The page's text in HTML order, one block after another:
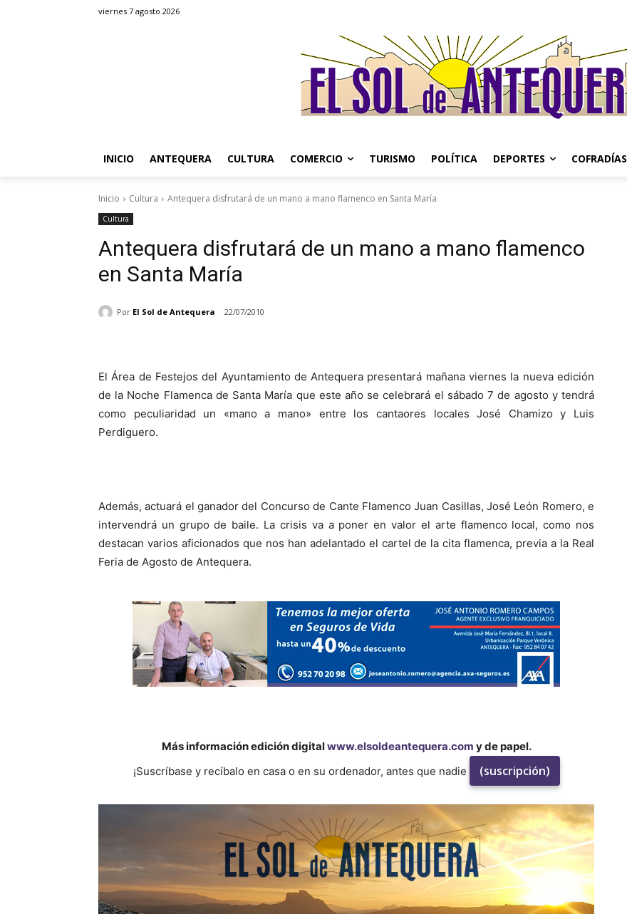
viernes 7 agosto 2026
INICIO ANTEQUERA CULTURA COMERCIO TURISMO POLÍTICA DEPORTES COFRADÍAS
Inicio Cultura Antequera disfrutará de un mano a mano flamenco en Santa María
Cultura
Antequera disfrutará de un mano a mano flamenco
en Santa María
Por El Sol de Antequera 22/07/2010
El Área de Festejos del Ayuntamiento de Antequera presentará mañana viernes la nueva edición
de la Noche Flamenca de Santa María que este año se celebrará el sábado 7 de agosto y tendrá
como peculiaridad un «mano a mano» entre los cantaores locales José Chamizo y Luis
Perdiguero.
Además, actuará el ganador del Concurso de Cante Flamenco Juan Casillas, José León Romero, e
intervendrá un grupo de baile. La crisis va a poner en valor el arte flamenco local, como nos
destacan varios aficionados que nos han adelantado el cartel de la cita flamenca, previa a la Real
Feria de Agosto de Antequera.
Más información edición digitalwww.elsoldeantequera.com y de papel.
¡Suscríbase y recíbalo en casa o en su ordenador, antes que nadie
(suscripción)